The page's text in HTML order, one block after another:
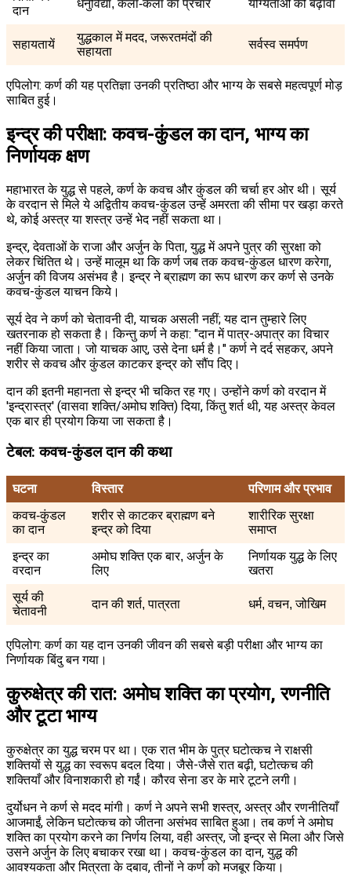
दान
धनुर्विद्या, कला-कला का प्रचार योग्यताओं को बढ़ावा
सहायतायें
युद्धकाल में मदद, जरूरतमंदों की
सहायता
सर्वस्व समर्पण
एपिलोग: कर्ण की यह प्रतिज्ञा उनकी प्रतिष्ठा और भाग्य के सबसे महत्वपूर्ण मोड़
साबित हुई।
इन्द्र की परीक्षा: कवच-कुंडल का दान, भाग्य का
निर्णायक क्षण
महाभारत के युद्ध से पहले, कर्ण के कवच और कुंडल की चर्चा हर ओर थी। सूर्य
के वरदान से मिले ये अद्वितीय कवच-कुंडल उन्हें अमरता की सीमा पर खड़ा करते
थे, कोई अस्त्र या शस्त्र उन्हें भेद नहीं सकता था।
इन्द्र, देवताओं के राजा और अर्जुन के पिता, युद्ध में अपने पुत्र की सुरक्षा को
लेकर चिंतित थे। उन्हें मालूम था कि कर्ण जब तक कवच-कुंडल धारण करेगा,
अर्जुन की विजय असंभव है। इन्द्र ने ब्राह्मण का रूप धारण कर कर्ण से उनके
कवच-कुंडल याचन किये।
सूर्य देव ने कर्ण को चेतावनी दी, याचक असली नहीं; यह दान तुम्हारे लिए
खतरनाक हो सकता है। किन्तु कर्ण ने कहा: "दान में पात्र-अपात्र का विचार
नहीं किया जाता। जो याचक आए, उसे देना धर्म है।" कर्ण ने दर्द सहकर, अपने
शरीर से कवच और कुंडल काटकर इन्द्र को सौंप दिए।
दान की इतनी महानता से इन्द्र भी चकित रह गए। उन्होंने कर्ण को वरदान में
'इन्द्रास्त्र' (वासवा शक्ति/अमोघ शक्ति) दिया, किंतु शर्त थी, यह अस्त्र केवल
एक बार ही प्रयोग किया जा सकता है।
टेबल: कवच-कुंडल दान की कथा
घटना विस्तार
परिणाम और प्रभाव
कवच-कुंडल
का दान
शरीर से काटकर ब्राह्मण बने
इन्द्र को दिया
शारीरिक सुरक्षा
समाप्त
इन्द्र का
वरदान
अमोघ शक्ति एक बार, अर्जुन के
लिए
निर्णायक युद्ध के लिए
खतरा
सूर्य की
चेतावनी
दान की शर्त, पात्रता धर्म, वचन, जोखिम
एपिलोग: कर्ण का यह दान उनकी जीवन की सबसे बड़ी परीक्षा और भाग्य का
निर्णायक बिंदु बन गया।
कुरुक्षेत्र की रात: अमोघ शक्ति का प्रयोग, रणनीति
और टूटा भाग्य
कुरुक्षेत्र का युद्ध चरम पर था। एक रात भीम के पुत्र घटोत्कच ने राक्षसी
शक्तियों से युद्ध का स्वरूप बदल दिया। जैसे-जैसे रात बढ़ी, घटोत्कच की
शक्तियाँ और विनाशकारी हो गईं। कौरव सेना डर के मारे टूटने लगी।
दुर्योधन ने कर्ण से मदद मांगी। कर्ण ने अपने सभी शस्त्र, अस्त्र और रणनीतियाँ
आजमाईं, लेकिन घटोत्कच को जीतना असंभव साबित हुआ। तब कर्ण ने अमोघ
शक्ति का प्रयोग करने का निर्णय लिया, वही अस्त्र, जो इन्द्र से मिला और जिसे
उसने अर्जुन के लिए बचाकर रखा था। कवच-कुंडल का दान, युद्ध की
आवश्यकता और मित्रता के दबाव, तीनों ने कर्ण को मजबूर किया।